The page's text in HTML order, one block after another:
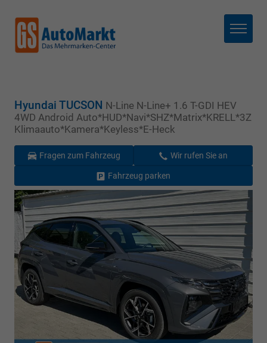
Menü
Hyundai TUCSON N-Line N-Line+ 1.6 T-GDI HEV
4WD Android Auto*HUD*Navi*SHZ*Matrix*KRELL*3Z
Klimaauto*Kamera*Keyless*E-Heck
Fragen zum Fahrzeug Wir rufen Sie an
Fahrzeug parken